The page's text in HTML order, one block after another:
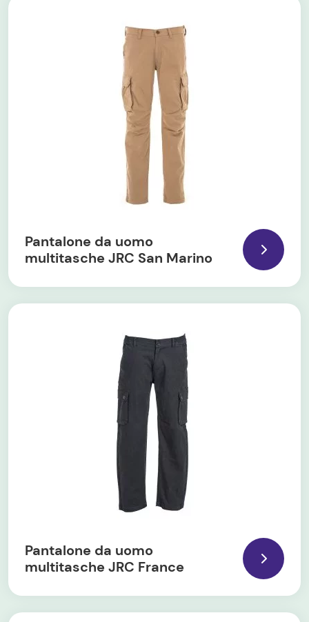
Pantalone da uomo
multitasche JRC San Marino
Pantalone da uomo
multitasche JRC France